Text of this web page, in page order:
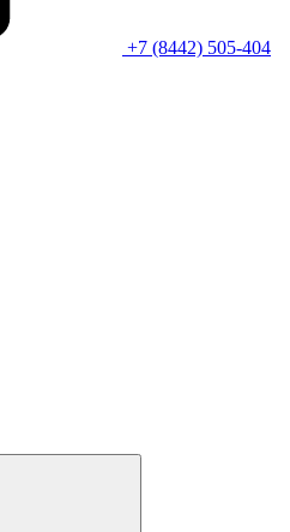
+7 (8442) 505-404